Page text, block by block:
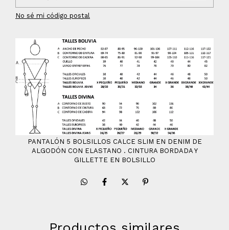
No sé mi código postal
PANTALÓN 5 BOLSILLOS CALCE SLIM EN DENIM DE
ALGODÓN CON ELASTANO . CINTURA BORDADA Y
GILLETTE EN BOLSILLO